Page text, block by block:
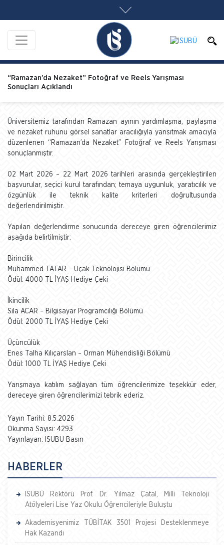
“Ramazan’da Nezaket” Fotoğraf ve Reels Yarışması
Sonuçları Açıklandı
Üniversitemiz tarafından Ramazan ayının yardımlaşma, paylaşma
ve nezaket ruhunu görsel sanatlar aracılığıyla yansıtmak amacıyla
düzenlenen “Ramazan’da Nezaket” Fotoğraf ve Reels Yarışması
sonuçlanmıştır.
02 Mart 2026 – 22 Mart 2026 tarihleri arasında gerçekleştirilen
başvurular, seçici kurul tarafından; temaya uygunluk, yaratıcılık ve
özgünlük ile teknik kalite kriterleri doğrultusunda
değerlendirilmiştir.
Yapılan değerlendirme sonucunda dereceye giren öğrencilerimiz
aşağıda belirtilmiştir:
Birincilik
Muhammed TATAR – Uçak Teknolojisi Bölümü
Ödül: 4000 TL İYAŞ Hediye Çeki
İkincilik
Sıla ACAR – Bilgisayar Programcılığı Bölümü
Ödül: 2000 TL İYAŞ Hediye Çeki
Üçüncülük
Enes Talha Kılıçarslan – Orman Mühendisliği Bölümü
Ödül: 1000 TL İYAŞ Hediye Çeki
Yarışmaya katılım sağlayan tüm öğrencilerimize teşekkür eder,
dereceye giren öğrencilerimizi tebrik ederiz.
Yayın Tarihi: 8.5.2026
Okunma Sayısı: 4293
Yayınlayan: ISUBU Basın
HABERLER
ISUBÜ Rektörü Prof. Dr. Yılmaz Çatal, Milli Teknoloji
Atölyeleri Lise Yaz Okulu Öğrencileriyle Buluştu
Akademisyenimiz TÜBİTAK 3501 Projesi Desteklenmeye
Hak Kazandı